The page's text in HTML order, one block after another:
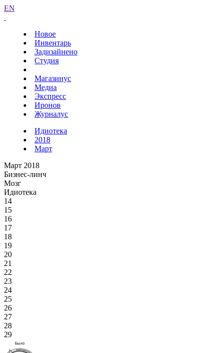
EN
Новое
Инвентарь
Задизайнено
Студия
Магазинус
Медиа
Экспресс
Иронов
Журналус
Идиотека
2018
Март
Март 2018
Бизнес-линч
Мозг
Идиотека
14
15
16
17
18
19
20
21
22
23
24
25
26
27
28
29